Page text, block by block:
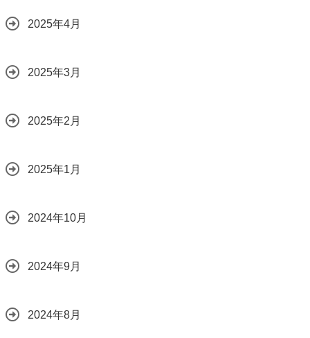
2025年4月
2025年3月
2025年2月
2025年1月
2024年10月
2024年9月
2024年8月